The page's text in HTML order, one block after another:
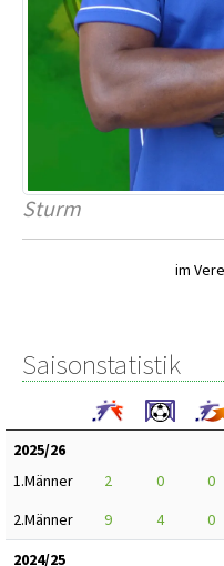
Sturm
im
Saisonstatistik
2025/26
1.Männer
2 0 0
2.Männer
9 4 0
2024/25